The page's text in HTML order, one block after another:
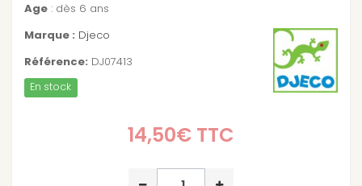
Age : dès 6 ans
Marque : Djeco
Référence: DJ07413
En stock
14,50€ TTC